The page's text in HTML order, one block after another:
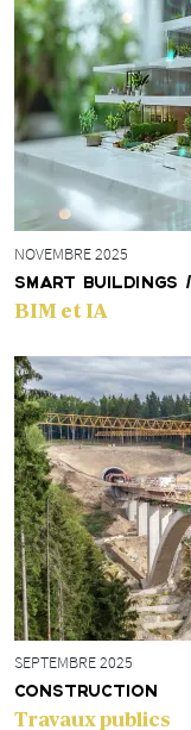
NOVEMBRE 2025
SMART
BIM et IA
SEPTEMBRE 2025
CONSTRUCTION
Travaux publics